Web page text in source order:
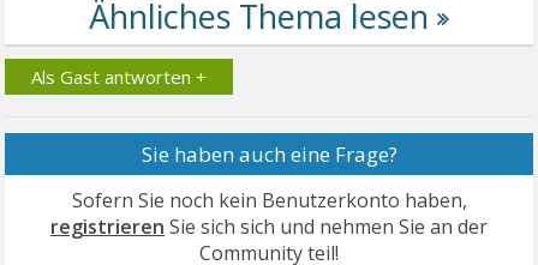
Als Gast antworten +
Sie haben auch eine Frage?
Sofern Sie noch kein Benutzerkonto haben,
registrieren Sie sich sich und nehmen Sie an der
Community teil!